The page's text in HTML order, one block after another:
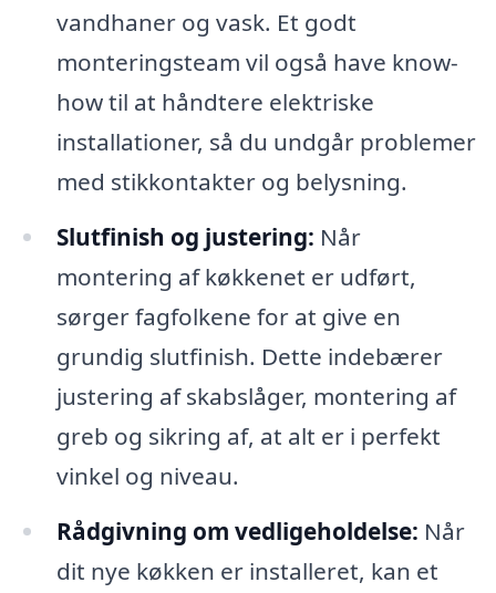
vandhaner og vask. Et godt
monteringsteam vil også have know-
how til at håndtere elektriske
installationer, så du undgår problemer
med stikkontakter og belysning.
Slutfinish og justering: Når
montering af køkkenet er udført,
sørger fagfolkene for at give en
grundig slutfinish. Dette indebærer
justering af skabslåger, montering af
greb og sikring af, at alt er i perfekt
vinkel og niveau.
Rådgivning om vedligeholdelse: Når
dit nye køkken er installeret, kan et